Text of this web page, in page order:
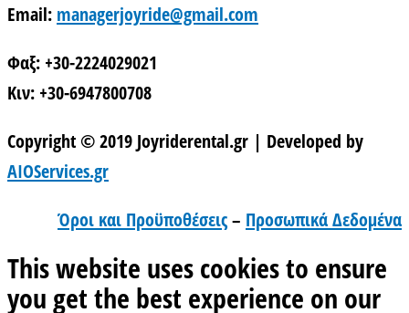
Email: managerjoyride@gmail.com
Φαξ: +30-2224029021
Κιν: +30-6947800708
Copyright © 2019 Joyriderental.gr | Developed by
AIOServices.gr
Όροι και Προϋποθέσεις– Προσωπικά Δεδομένα
This website uses cookies to ensure
you get the best experience on our